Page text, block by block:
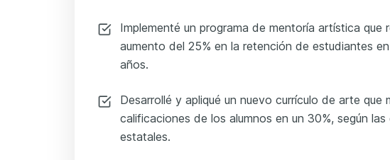
Implementé un programa de mentoría artística que
aumento del 25% en la retención de estudiantes
años.
Desarrollé y apliqué un nuevo currículo de arte que
calificaciones de los alumnos en un 30%, según las
estatales.